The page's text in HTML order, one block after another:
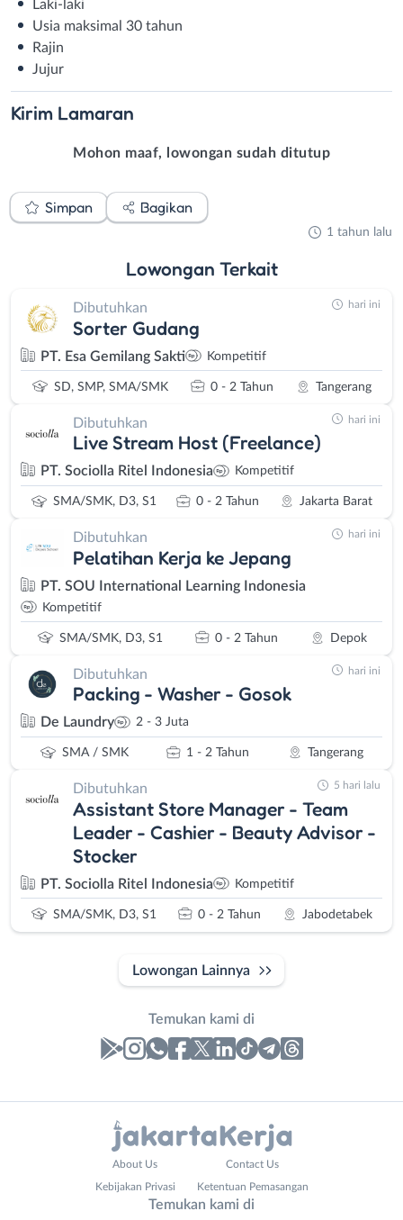
Laki-laki
Usia maksimal 30 tahun
Rajin
Jujur
Kirim Lamaran
Mohon maaf, lowongan sudah ditutup
Simpan Bagikan
1 tahun lalu
Lowongan Terkait
Dibutuhkan
Sorter Gudang
PT. Esa Gemilang Sakti Kompetitif
SD, SMP, SMA/SMK 0 - 2 Tahun Tangerang
hari ini
Dibutuhkan
Live Stream Host (Freelance)
PT. Sociolla Ritel Indonesia Kompetitif
SMA/SMK, D3, S1 0 - 2 Tahun Jakarta Barat
hari ini
Dibutuhkan
Pelatihan Kerja ke Jepang
PT. SOU International Learning Indonesia
Kompetitif
SMA/SMK, D3, S1 0 - 2 Tahun Depok
hari ini
Dibutuhkan
Packing - Washer - Gosok
De Laundry 2 - 3 Juta
SMA / SMK 1 - 2 Tahun Tangerang
hari ini
Dibutuhkan
Assistant Store Manager - Team
Leader - Cashier - Beauty Advisor -
Stocker
PT. Sociolla Ritel Indonesia Kompetitif
SMA/SMK, D3, S1 0 - 2 Tahun Jabodetabek
5 hari lalu
Lowongan Lainnya
Temukan kami di
About Us Contact Us
Kebijakan Privasi Ketentuan Pemasangan
Temukan kami di